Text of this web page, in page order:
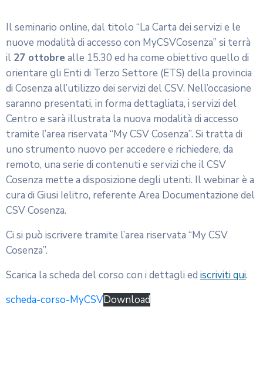
Il seminario online, dal titolo “La Carta dei servizi e le
nuove modalità di accesso con MyCSVCosenza” si terrà
il 27 ottobre alle 15.30 ed ha come obiettivo quello di
orientare gli Enti di Terzo Settore (ETS) della provincia
di Cosenza all’utilizzo dei servizi del CSV. Nell’occasione
saranno presentati, in forma dettagliata, i servizi del
Centro e sarà illustrata la nuova modalità di accesso
tramite l’area riservata “My CSV Cosenza”. Si tratta di
uno strumento nuovo per accedere e richiedere, da
remoto, una serie di contenuti e servizi che il CSV
Cosenza mette a disposizione degli utenti. Il webinar è a
cura di Giusi Ielitro, referente Area Documentazione del
CSV Cosenza.
Ci si può iscrivere tramite l’area riservata “My CSV
Cosenza”.
Scarica la scheda del corso con i dettagli ed iscriviti qui.
scheda-corso-MyCSVDownload